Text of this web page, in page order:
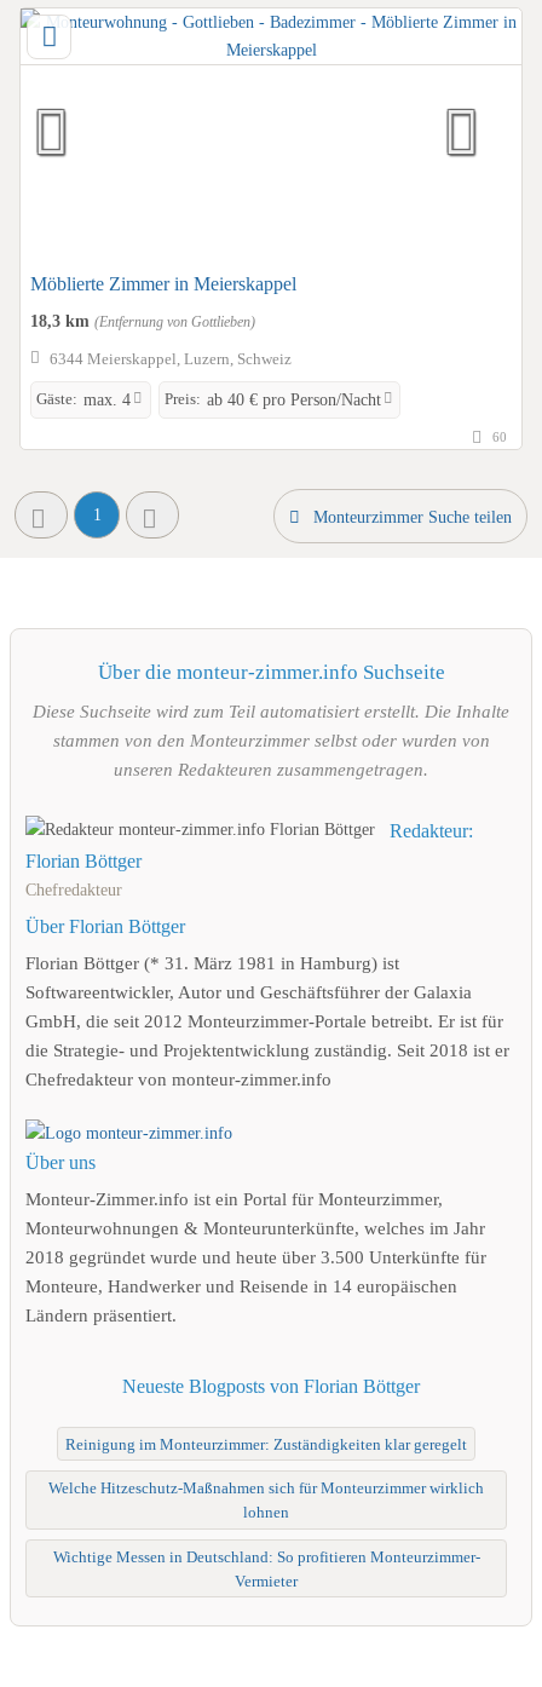
Möblierte Zimmer in Meierskappel
18,3 km (Entfernung von Gottlieben)
6344 Meierskappel, Luzern, Schweiz
Gäste: max. 4 Preis: ab 40 € pro Person/Nacht
60
1 Monteurzimmer Suche teilen
Über die monteur-zimmer.info Suchseite
Diese Suchseite wird zum Teil automatisiert erstellt. Die Inhalte
stammen von den Monteurzimmer selbst oder wurden von
unseren Redakteuren zusammengetragen.
Redakteur:
Florian Böttger
Chefredakteur
Über Florian Böttger
Florian Böttger (* 31. März 1981 in Hamburg) ist
Softwareentwickler, Autor und Geschäftsführer der Galaxia
GmbH, die seit 2012 Monteurzimmer-Portale betreibt. Er ist für
die Strategie- und Projektentwicklung zuständig. Seit 2018 ist er
Chefredakteur von monteur-zimmer.info
Über uns
Monteur-Zimmer.info ist ein Portal für Monteurzimmer,
Monteurwohnungen & Monteurunterkünfte, welches im Jahr
2018 gegründet wurde und heute über 3.500 Unterkünfte für
Monteure, Handwerker und Reisende in 14 europäischen
Ländern präsentiert.
Neueste Blogposts von Florian Böttger
Reinigung im Monteurzimmer: Zuständigkeiten klar geregelt
Welche Hitzeschutz-Maßnahmen sich für Monteurzimmer wirklich
lohnen
Wichtige Messen in Deutschland: So profitieren Monteurzimmer-
Vermieter